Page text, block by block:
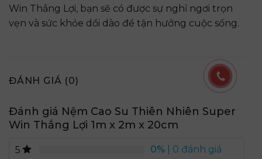
Win Thắng Lợi, bạn sẽ có được sự nghỉ ngơi trọn
vẹn và sức khỏe dồi dào để tận hưởng cuộc sống.
ĐÁNH GIÁ (0)
Đánh giá Nệm Cao Su Thiên Nhiên Super
Win Thắng Lợi 1m x 2m x 20cm
5 0% | 0 đánh giá